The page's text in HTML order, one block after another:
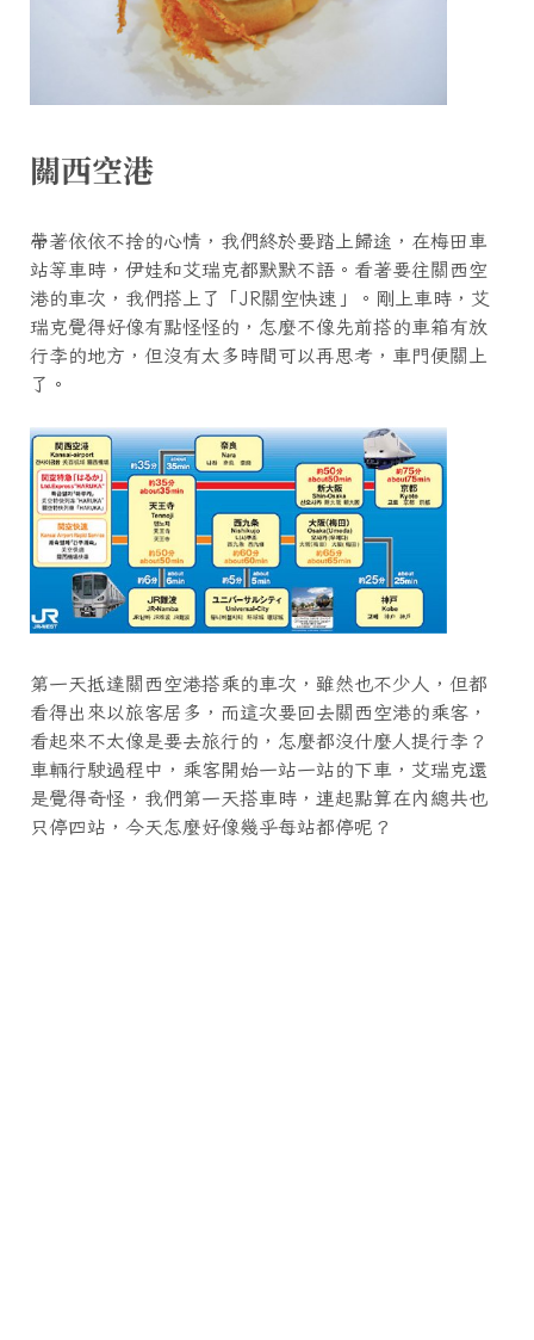
關西空港
帶著依依不捨的心情，我們終於要踏上歸途，在梅田車
站等車時，伊娃和艾瑞克都默默不語。看著要往關西空
港的車次，我們搭上了「JR關空快速」。剛上車時，艾
瑞克覺得好像有點怪怪的，怎麼不像先前搭的車箱有放
行李的地方，但沒有太多時間可以再思考，車門便關上
了。
第一天抵達關西空港搭乘的車次，雖然也不少人，但都
看得出來以旅客居多，而這次要回去關西空港的乘客，
看起來不太像是要去旅行的，怎麼都沒什麼人提行李？
車輛行駛過程中，乘客開始一站一站的下車，艾瑞克還
是覺得奇怪，我們第一天搭車時，連起點算在內總共也
只停四站，今天怎麼好像幾乎每站都停呢？